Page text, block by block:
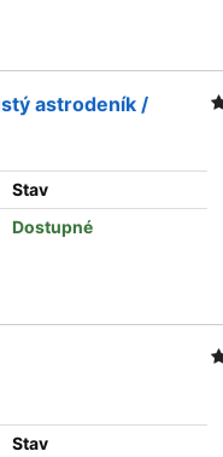
astrodeník /
Stav
Dostupné
Stav